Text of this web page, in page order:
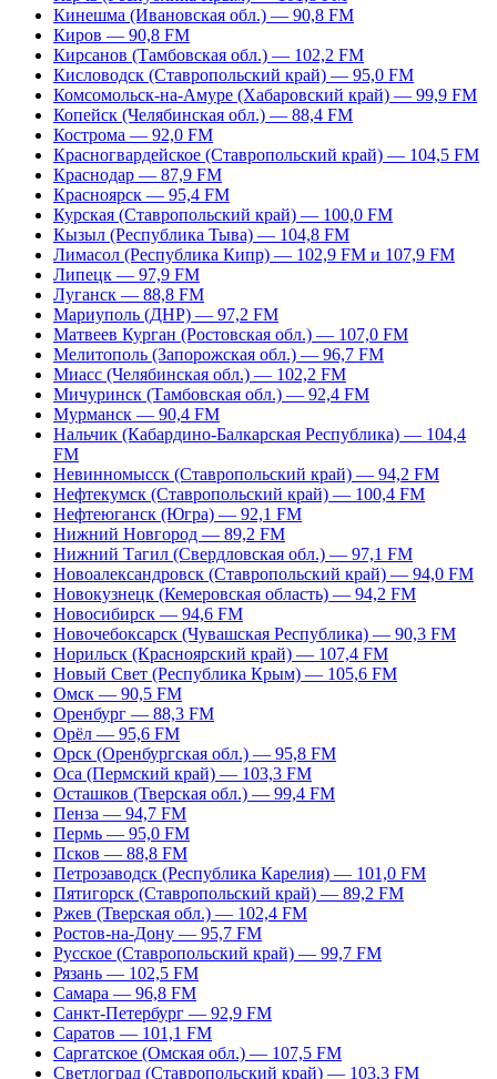
Кинешма (Ивановская обл.) — 90,8 FM
Киров — 90,8 FM
Кирсанов (Тамбовская обл.) — 102,2 FM
Кисловодск (Ставропольский край) — 95,0 FM
Комсомольск-на-Амуре (Хабаровский край) — 99,9 FM
Копейск (Челябинская обл.) — 88,4 FM
Кострома — 92,0 FM
Красногвардейское (Ставропольский край) — 104,5 FM
Краснодар — 87,9 FM
Красноярск — 95,4 FM
Курская (Ставропольский край) — 100,0 FM
Кызыл (Республика Тыва) — 104,8 FM
Лимасол (Республика Кипр) — 102,9 FM и 107,9 FM
Липецк — 97,9 FM
Луганск — 88,8 FM
Мариуполь (ДНР) — 97,2 FM
Матвеев Курган (Ростовская обл.) — 107,0 FM
Мелитополь (Запорожская обл.) — 96,7 FM
Миасс (Челябинская обл.) — 102,2 FM
Мичуринск (Тамбовская обл.) — 92,4 FM
Мурманск — 90,4 FM
Нальчик (Кабардино-Балкарская Республика) — 104,4
FM
Невинномысск (Ставропольский край) — 94,2 FM
Нефтекумск (Ставропольский край) — 100,4 FM
Нефтеюганск (Югра) — 92,1 FM
Нижний Новгород — 89,2 FM
Нижний Тагил (Свердловская обл.) — 97,1 FM
Новоалександровск (Ставропольский край) — 94,0 FM
Новокузнецк (Кемеровская область) — 94,2 FM
Новосибирск — 94,6 FM
Новочебоксарск (Чувашская Республика) — 90,3 FM
Норильск (Красноярский край) — 107,4 FM
Новый Свет (Республика Крым) — 105,6 FM
Омск — 90,5 FM
Оренбург — 88,3 FM
Орёл — 95,6 FM
Орск (Оренбургская обл.) — 95,8 FM
Оса (Пермский край) — 103,3 FM
Осташков (Тверская обл.) — 99,4 FM
Пенза — 94,7 FM
Пермь — 95,0 FM
Псков — 88,8 FM
Петрозаводск (Республика Карелия) — 101,0 FM
Пятигорск (Ставропольский край) — 89,2 FM
Ржев (Тверская обл.) — 102,4 FM
Ростов-на-Дону — 95,7 FM
Русское (Ставропольский край) — 99,7 FM
Рязань — 102,5 FM
Самара — 96,8 FM
Санкт-Петербург — 92,9 FM
Саратов — 101,1 FM
Саргатское (Омская обл.) — 107,5 FM
Светлоград (Ставропольский край) — 103,3 FM